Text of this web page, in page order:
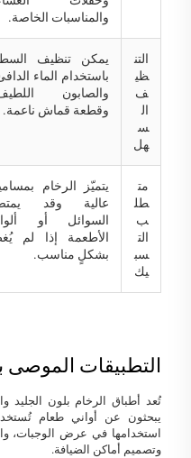
والمناسبات الخاصة.
التن
ظي
ف
ال
س
هل
يمكن تنظيف
باستخدام الماء
والصابون
وقطعة قماش ناعمة.
مت
طل
ب
الت
سب
يك
يتميّز الرخام
عالية وقد
السوائل أو
الأطعمة إذا لم
بشكلٍ مناسب.
التطبيقات الموصى
تُعد أطباق الرخام بلون الجليد
يبحثون عن أواني طعام
استخدامها في عرض الوجبات،
وتصميم أماكن الضيافة.